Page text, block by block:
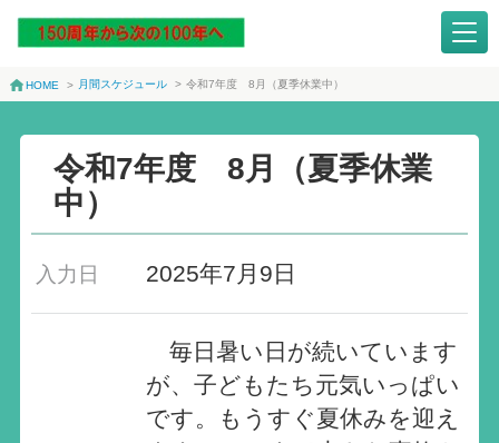
HOME > 月間スケジュール > 令和7年度 8月（夏季休業中）
令和7年度 8月（夏季休業
中）
入力日 2025年7月9日
毎日暑い日が続いています
が、子どもたち元気いっぱい
です。もうすぐ夏休みを迎え